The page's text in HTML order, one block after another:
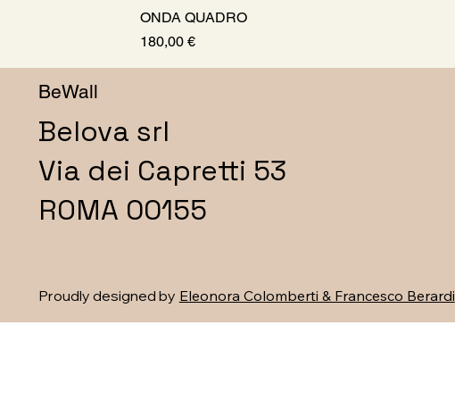
ONDA QUADRO
Prezzo
180,00 €
Proudly designed by Eleonora Colomberti & Francesco Berardi
BeWall
Belova srl
Via dei Capretti 53
ROMA 00155